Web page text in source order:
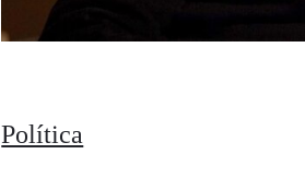
Política